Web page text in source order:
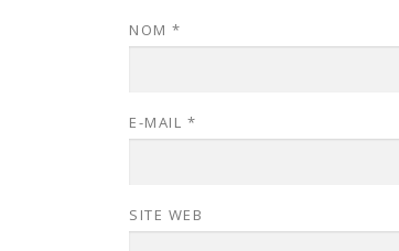
NOM *
E-MAIL *
SITE WEB